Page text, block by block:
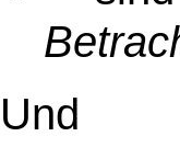
Und